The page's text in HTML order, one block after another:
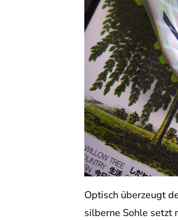
Optisch überzeugt
silberne Sohle setzt